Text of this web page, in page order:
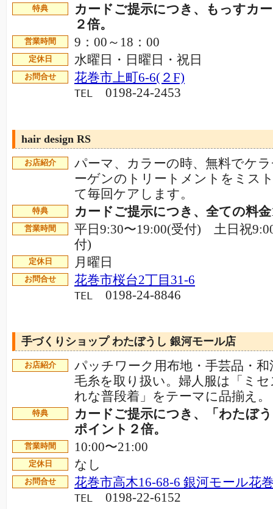
特典
カードご提示につき、もっすカ
２倍。
営業時間 9：00～18：00
定休日 水曜日・日曜日・祝日
お問合せ 花巻市上町6-6(２F)
TEL 0198-24-2453
hair design RS
お店紹介
パーマ、カラーの時、無料でケ
ーゲンのトリートメントをミス
て毎回ケアします。
特典 カードご提示につき、全ての料
営業時間
平日9:30〜19:00(受付) 土日祝
付)
定休日 月曜日
お問合せ 花巻市桜台2丁目31-6
TEL 0198-24-8846
手づくりショップ わたぼうし 銀河モール店
お店紹介
パッチワーク用布地・手芸品・和
毛糸を取り扱い。婦人服は「ミ
れな普段着」をテーマに品揃え。
特典
カードご提示につき、「わたぼ
ポイント２倍。
営業時間 10:00〜21:00
定休日 なし
お問合せ 花巻市高木16-68-6 銀河モール花
TEL 0198-22-6152